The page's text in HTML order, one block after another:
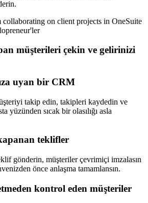
müşterileri çekin ve gelirinizi
uyan bir CRM
takip edin, takipleri kaydedin ve
yüzünden sıcak bir olasılığı asla
teklifler
gönderin, müşteriler çevrimiçi imzalasın
önce anlaşma tamamlansın.
kontrol eden müşteriler